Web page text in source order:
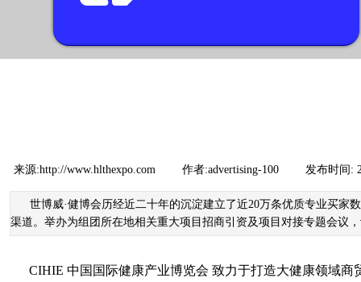
来源:http://www.hlthexpo.com 作者:advertising-100 发布时间:
世博威·健博会历经近二十年的沉淀建立了近20万条优质专业买
渠道。举办为组团所在地相关重大项目招商引资及项目对接专题会议
CIHIE 中国国际健康产业博览会 致力于打造大健康领域商